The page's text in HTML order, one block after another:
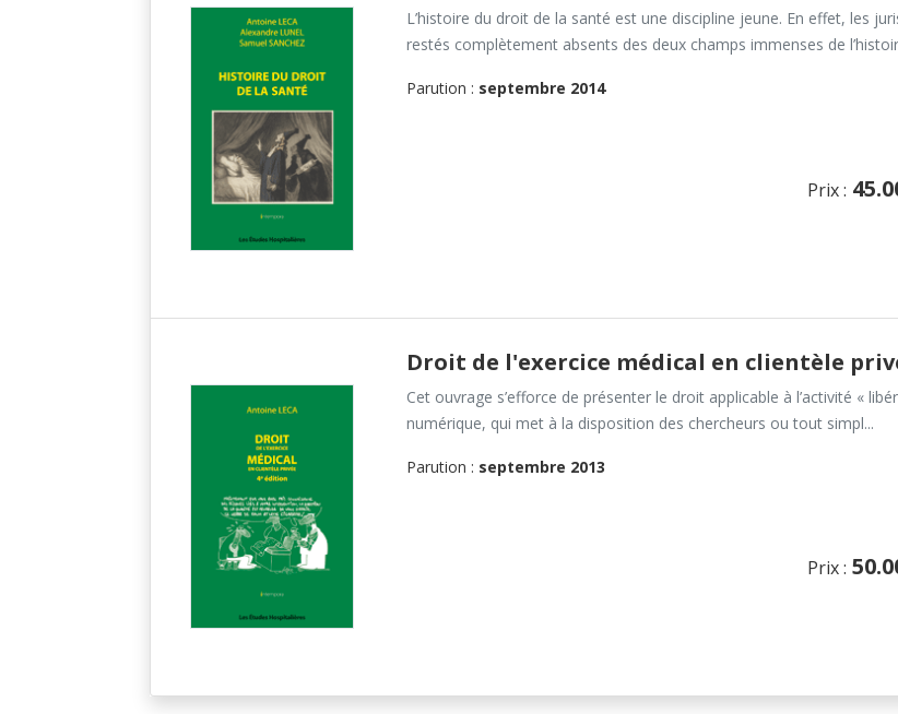
L’histoire du droit de la santé est une discipline jeune. En effet, les
restés complètement absents des deux champs immenses de
Parution : septembre 2014
Prix :
Droit de l'exercice médical en clientèle
Cet ouvrage s’efforce de présenter le droit applicable à l’activité «
numérique, qui met à la disposition des chercheurs ou tout simpl...
Parution : septembre 2013
Prix :